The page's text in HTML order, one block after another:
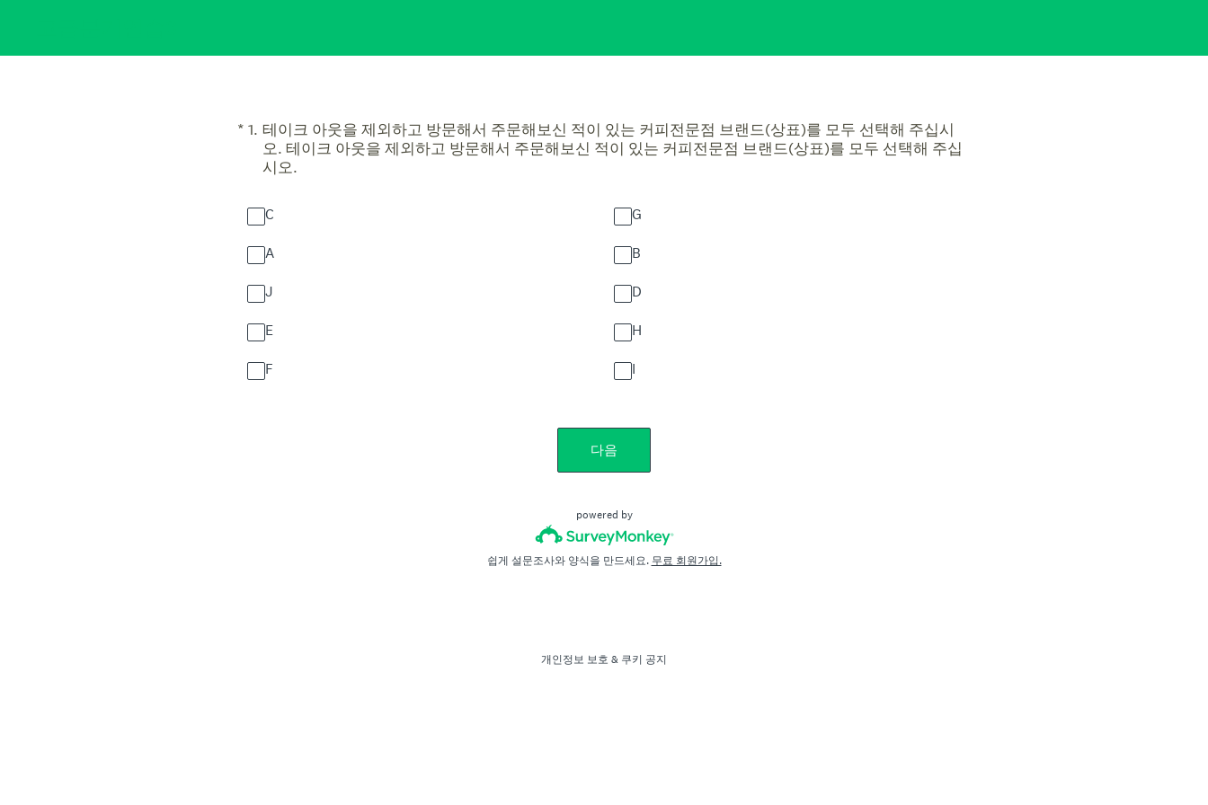
* 1. 테이크 아웃을 제외하고 방문해서 주문해보신 적이 있는 커피전문점 브랜드(상표)를 모두 선택해 주십시
오. 테이크 아웃을 제외하고 방문해서 주문해보신 적이 있는 커피전문점 브랜드(상표)를 모두 선택해 주십
시오.
(필수)
C
A
J
E
F
G
B
D
H
I
다음
powered by
쉽게 설문조사와 양식을 만드세요. 무료 회원가입.
개인정보 보호 & 쿠키 공지